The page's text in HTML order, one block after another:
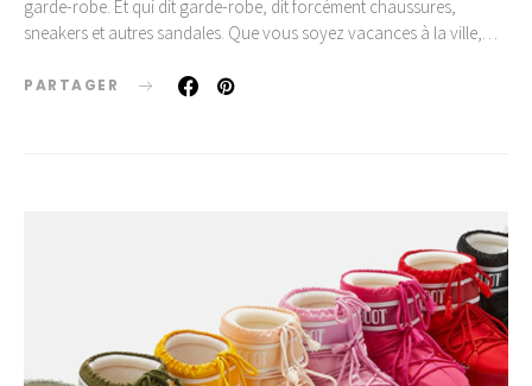
garde-robe. Et qui dit garde-robe, dit forcément chaussures,
sneakers et autres sandales. Que vous soyez vacances à la ville,…
PARTAGER